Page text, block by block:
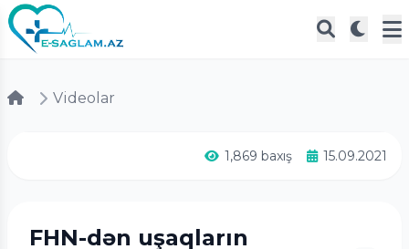
Videolar
1,869 baxış 15.09.2021
FHN-dən uşaqların